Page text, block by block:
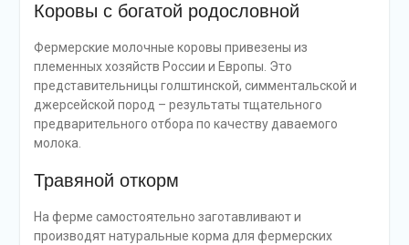
Коровы с богатой родословной
Фермерские молочные коровы привезены из
племенных хозяйств России и Европы. Это
представительницы голштинской, симментальской и
джерсейской пород – результаты тщательного
предварительного отбора по качеству даваемого
молока.
Травяной откорм
На ферме самостоятельно заготавливают и
производят натуральные корма для фермерских